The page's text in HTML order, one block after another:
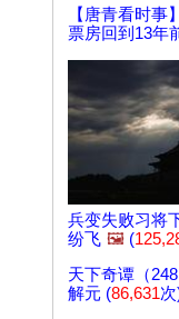
【唐青看时事
票房回到13年
兵变失败习将
纷飞 🖼️ (
天下奇谭（
解元 (86,631次